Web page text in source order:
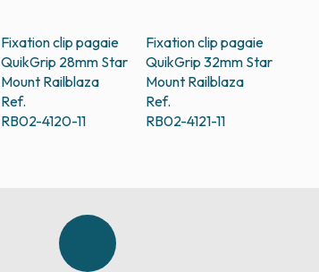
Fixation clip pagaie
QuikGrip 28mm Star
Mount Railblaza
Ref.
RB02-4120-11
Fixation clip pagaie
QuikGrip 32mm Star
Mount Railblaza
Ref.
RB02-4121-11